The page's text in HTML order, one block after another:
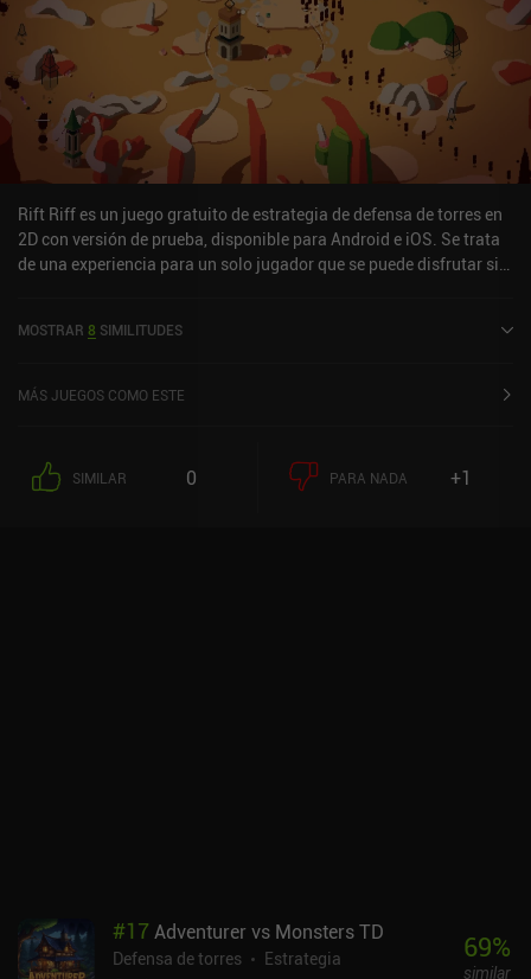
Rift Riff es un juego gratuito de estrategia de defensa de torres en
2D con versión de prueba, disponible para Android e iOS. Se trata
de una experiencia para un solo jugador que se puede disfrutar sin
se lanzó en octubre de 2025 y cuenta actualmente con una
App Store de iOS.
MOSTRAR 8 SIMILITUDES
MÁS JUEGOS COMO ESTE
SIMILAR 0 PARA NADA +1
#17Adventurer vs Monsters TD
Defensa de torres
Estrategia
69%
similar